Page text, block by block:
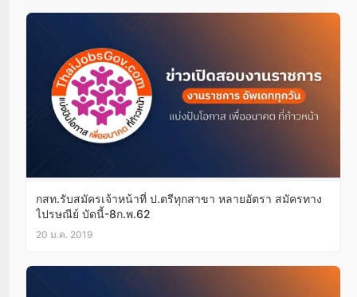
กสท.รับสมัครเจ้าหน้าที่ ป.ตรีทุกสาขา หลายอัตรา สมัครทาง
ไปรษณีย์ บัดนี้-8ก.พ.62
20 ม.ค. 2019